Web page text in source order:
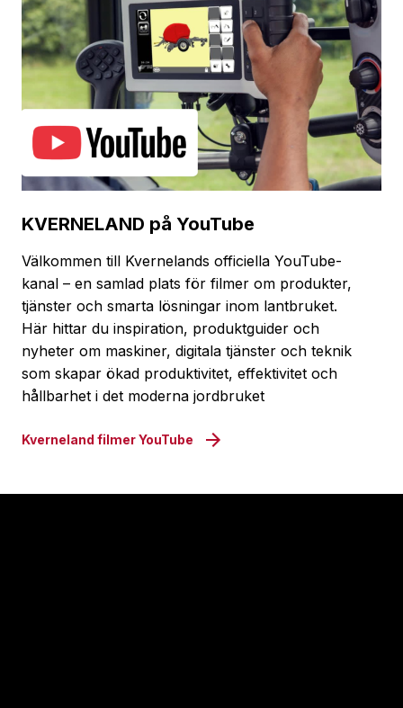
KVERNELAND på YouTube
Välkommen till Kvernelands officiella YouTube-
kanal – en samlad plats för filmer om produkter,
tjänster och smarta lösningar inom lantbruket.
Här hittar du inspiration, produktguider och
nyheter om maskiner, digitala tjänster och teknik
som skapar ökad produktivitet, effektivitet och
hållbarhet i det moderna jordbruket
Kverneland filmer YouTube